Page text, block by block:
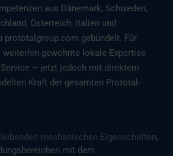
aus Dänemark, Schweden,
Österreich, Italien und
prototalgroup.com gebündelt. Für
weiterhin gewohnte lokale Expertise
– jetzt jedoch mit direktem
Kraft der gesamten Prototal-
ist der Inbegriff der additiven
Das von HP entwickelte und durch das
von Prototal weiter verfeinerte MJF-
einzigartigen thermischen
um Bauteile mit außergewöhnlichen
und einer gleichmäßigen
herzustellen.
mechanischen Eigenschaften,
mit dem